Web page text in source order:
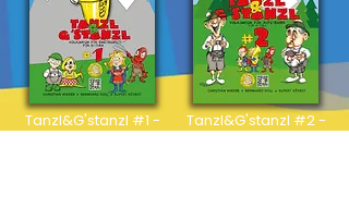
Tanzl&G'stanzl #1 -
Tanzl&G'stanzl #2 -